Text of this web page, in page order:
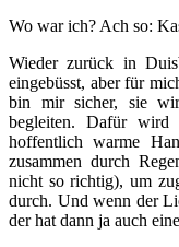
Wo war ich? Ach so:
Wieder zurück in
eingebüsst, aber für
bin mir sicher, sie
begleiten. Dafür
hoffentlich warme
zusammen durch
nicht so richtig), um
durch. Und wenn der
der hat dann ja auch